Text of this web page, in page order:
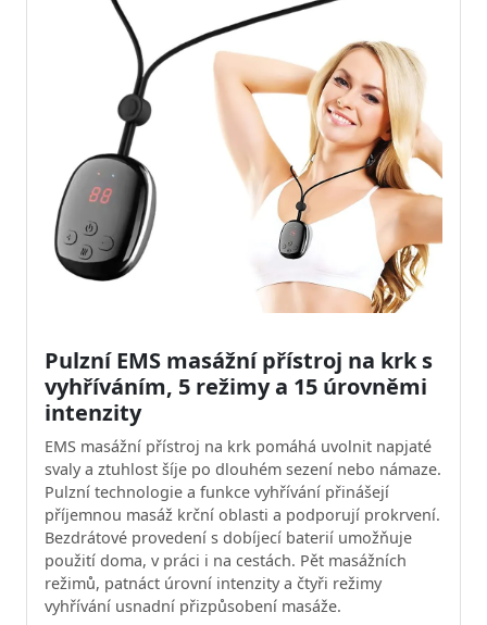
Pulzní EMS masážní přístroj na krk s
vyhříváním, 5 režimy a 15 úrovněmi
intenzity
EMS masážní přístroj na krk pomáhá uvolnit napjaté
svaly a ztuhlost šíje po dlouhém sezení nebo námaze.
Pulzní technologie a funkce vyhřívání přinášejí
příjemnou masáž krční oblasti a podporují prokrvení.
Bezdrátové provedení s dobíjecí baterií umožňuje
použití doma, v práci i na cestách. Pět masážních
režimů, patnáct úrovní intenzity a čtyři režimy
vyhřívání usnadní přizpůsobení masáže.